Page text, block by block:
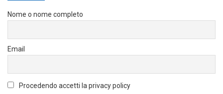
Nome o nome completo
Email
Procedendo accetti la privacy policy